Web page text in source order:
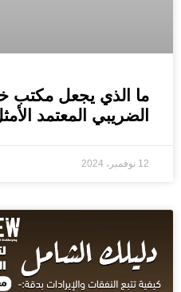
ما الذي يجعل مكتب
الضريبي المعتمد
12 نوفمبر، 2024